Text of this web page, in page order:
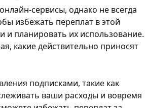
сервисы, однако не всегда
избежать переплат в этой
и планировать их использование.
какие действительно приносят
подписками, такие как
ваши расходы и вовремя